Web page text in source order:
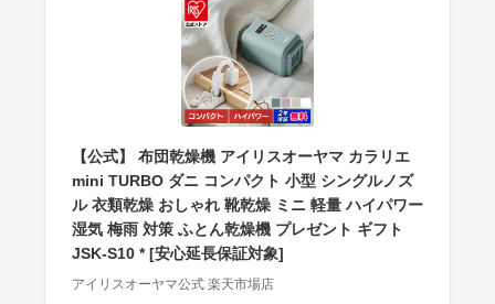
【公式】 布団乾燥機 アイリスオーヤマ カラリエ
mini TURBO ダニ コンパクト 小型 シングルノズ
ル 衣類乾燥 おしゃれ 靴乾燥 ミニ 軽量 ハイパワー
湿気 梅雨 対策 ふとん乾燥機 プレゼント ギフト
JSK-S10 * [安心延長保証対象]
アイリスオーヤマ公式 楽天市場店